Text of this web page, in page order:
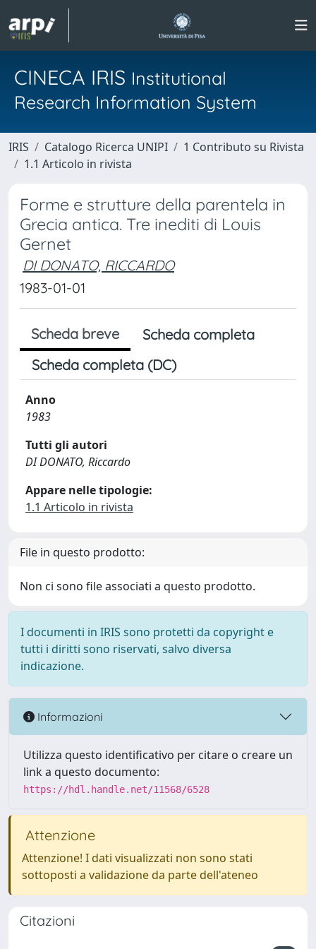
CINECA IRIS Institutional
Research Information System
IRIS Catalogo Ricerca UNIPI
1 Contributo su Rivista
1.1 Articolo in rivista
Forme e strutture della parentela in
Grecia antica. Tre inediti di Louis
Gernet
DI DONATO, RICCARDO
1983-01-01
Scheda breve
Scheda completa
Scheda completa (DC)
Anno
1983
Tutti gli autori
DI DONATO, Riccardo
Appare nelle tipologie:
1.1 Articolo in rivista
File in questo prodotto:
Non ci sono file associati a questo prodotto.
I documenti in IRIS sono protetti da copyright e
tutti i diritti sono riservati, salvo diversa
indicazione.
Informazioni
Utilizza questo identificativo per citare o creare un
link a questo documento:
https://hdl.handle.net/11568/6528
Attenzione
Attenzione! I dati visualizzati non sono stati
sottoposti a validazione da parte dell'ateneo
Citazioni